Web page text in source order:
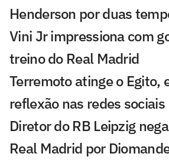
Henderson por duas
Vini Jr impressiona com
treino do Real Madrid
Terremoto atinge o Egito,
reflexão nas redes sociais
Diretor do RB Leipzig
Real Madrid por